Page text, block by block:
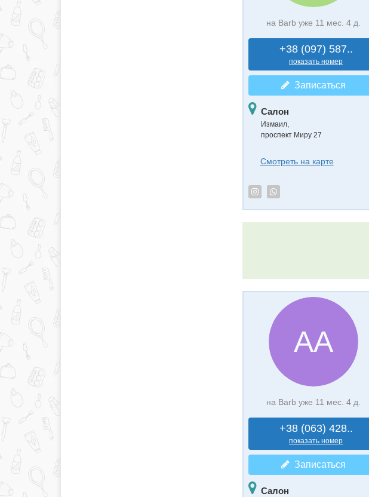
на Barb уже 11 мес. 4 д.
+38 (097) 587..
показать номер
Записаться
Салон
Измаил,
проспект Миру 27
Смотреть на карте
АА
на Barb уже 11 мес. 4 д.
+38 (063) 428..
показать номер
Записаться
Салон